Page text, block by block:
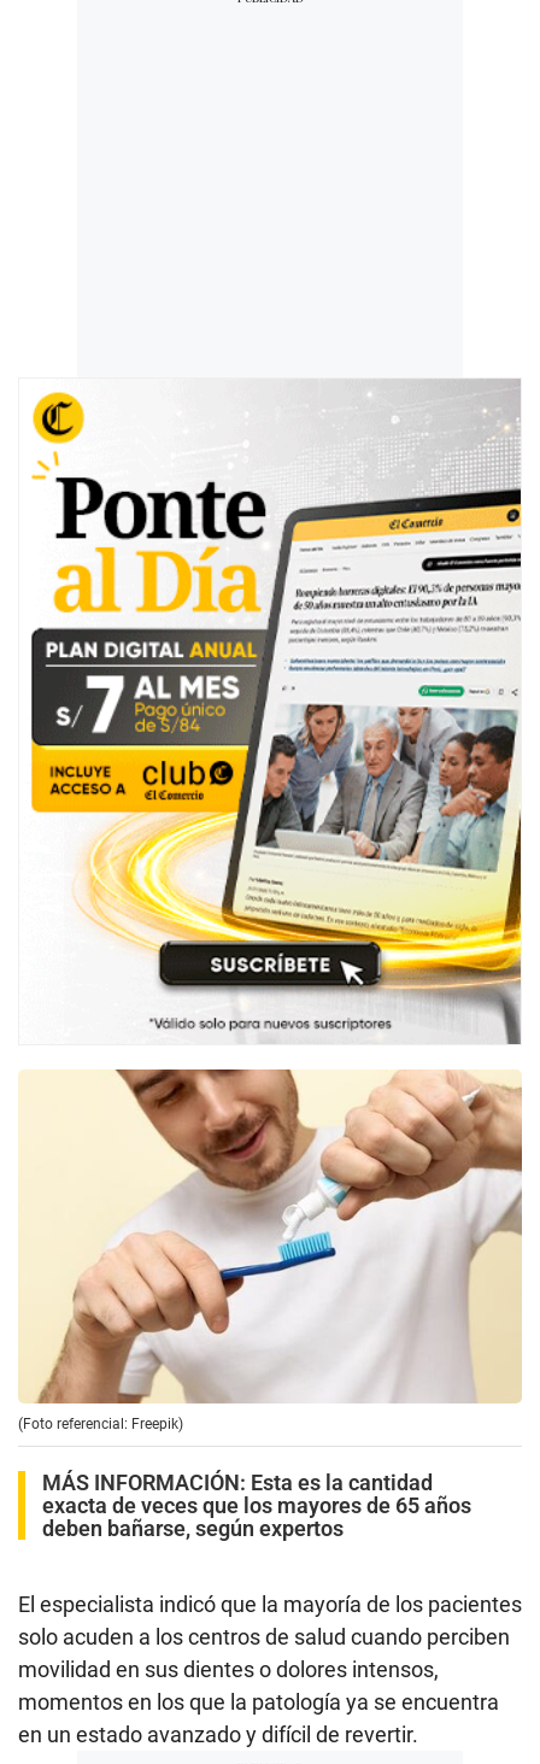
(Foto referencial: Freepik)
MÁS INFORMACIÓN: Esta es la cantidad
exacta de veces que los mayores de 65 años
deben bañarse, según expertos
El especialista indicó que la mayoría de los pacientes
solo acuden a los centros de salud cuando perciben
movilidad en sus dientes o dolores intensos,
momentos en los que la patología ya se encuentra
en un estado avanzado y difícil de revertir.